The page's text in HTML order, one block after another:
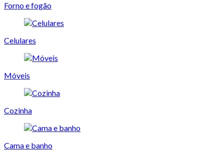
Forno e fogão
Celulares
Móveis
Cozinha
Cama e banho